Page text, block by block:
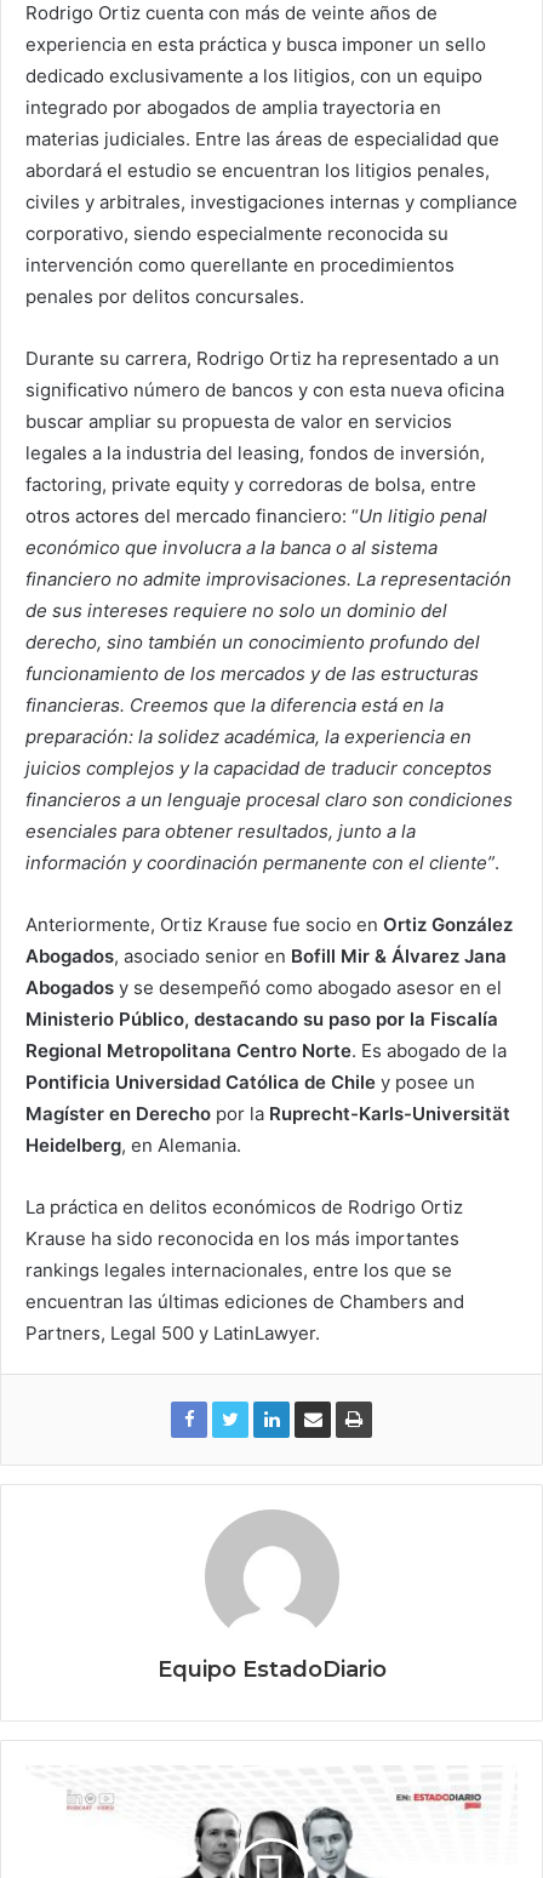
Rodrigo Ortiz cuenta con más de veinte años de
experiencia en esta práctica y busca imponer un sello
dedicado exclusivamente a los litigios, con un equipo
integrado por abogados de amplia trayectoria en
materias judiciales. Entre las áreas de especialidad que
abordará el estudio se encuentran los litigios penales,
civiles y arbitrales, investigaciones internas y compliance
corporativo, siendo especialmente reconocida su
intervención como querellante en procedimientos
penales por delitos concursales.
Durante su carrera, Rodrigo Ortiz ha representado a un
significativo número de bancos y con esta nueva oficina
buscar ampliar su propuesta de valor en servicios
legales a la industria del leasing, fondos de inversión,
factoring, private equity y corredoras de bolsa, entre
otros actores del mercado financiero: “Un litigio penal
económico que involucra a la banca o al sistema
financiero no admite improvisaciones. La representación
de sus intereses requiere no solo un dominio del
derecho, sino también un conocimiento profundo del
funcionamiento de los mercados y de las estructuras
financieras. Creemos que la diferencia está en la
preparación: la solidez académica, la experiencia en
juicios complejos y la capacidad de traducir conceptos
financieros a un lenguaje procesal claro son condiciones
esenciales para obtener resultados, junto a la
información y coordinación permanente con el cliente”.
Anteriormente, Ortiz Krause fue socio en Ortiz González
Abogados, asociado senior en Bofill Mir & Álvarez Jana
Abogados y se desempeñó como abogado asesor en el
Ministerio Público, destacando su paso por la Fiscalía
Regional Metropolitana Centro Norte. Es abogado de la
Pontificia Universidad Católica de Chile y posee un
Magíster en Derecho por la Ruprecht-Karls-Universität
Heidelberg, en Alemania.
La práctica en delitos económicos de Rodrigo Ortiz
Krause ha sido reconocida en los más importantes
rankings legales internacionales, entre los que se
encuentran las últimas ediciones de Chambers and
Partners, Legal 500 y LatinLawyer.
Equipo EstadoDiario